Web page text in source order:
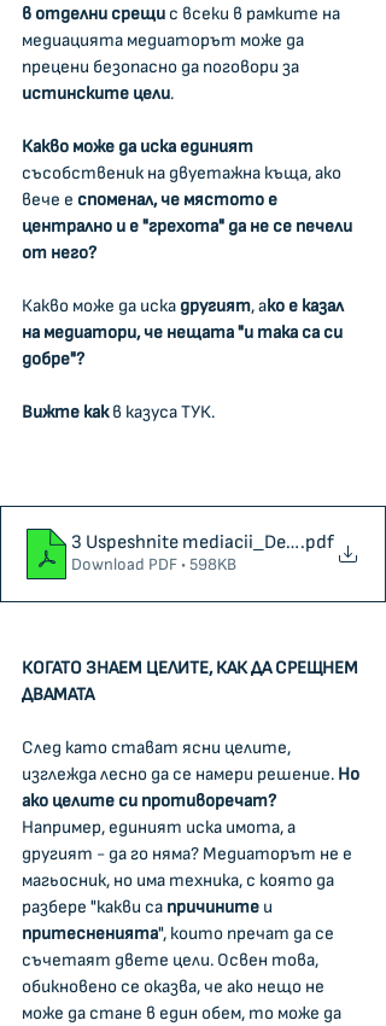
в отделни срещи с всеки в рамките на
медиацията медиаторът може да
прецени безопасно да поговори за
истинските цели.
Какво може да иска единият
съсобственик на двуетажна къща, ако
вече е споменал, че мястото е
централно и е "грехота" да не се печели
от него?
Какво може да иска другият, ако е казал
на медиатори, че нещата "и така са си
добре"?
Вижте как в казуса ТУК.
3 Uspeshnite mediacii_Delba sys skriti
.pdf
Download PDF • 598KB
КОГАТО ЗНАЕМ ЦЕЛИТЕ, КАК ДА СРЕЩНЕМ
ДВАМАТА
След като стават ясни целите,
изглежда лесно да се намери решение. Но
ако целите си противоречат?
Например, единият иска имота, а
другият - да го няма? Медиаторът не е
магьосник, но има техника, с която да
разбере "какви са причините и
притесненията", които пречат да се
съчетаят двете цели. Освен това,
обикновено се оказва, че ако нещо не
може да стане в един обем, то може да